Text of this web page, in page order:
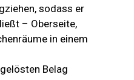
sodass er
– Oberseite,
in einem
gelösten Belag